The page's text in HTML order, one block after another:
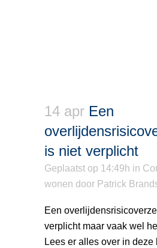
14 apr Een
is niet verplicht
Geplaatst op 14:49h in
wonen door Patrick
Een
verplicht maar vaak wel
Lees er alles over in deze